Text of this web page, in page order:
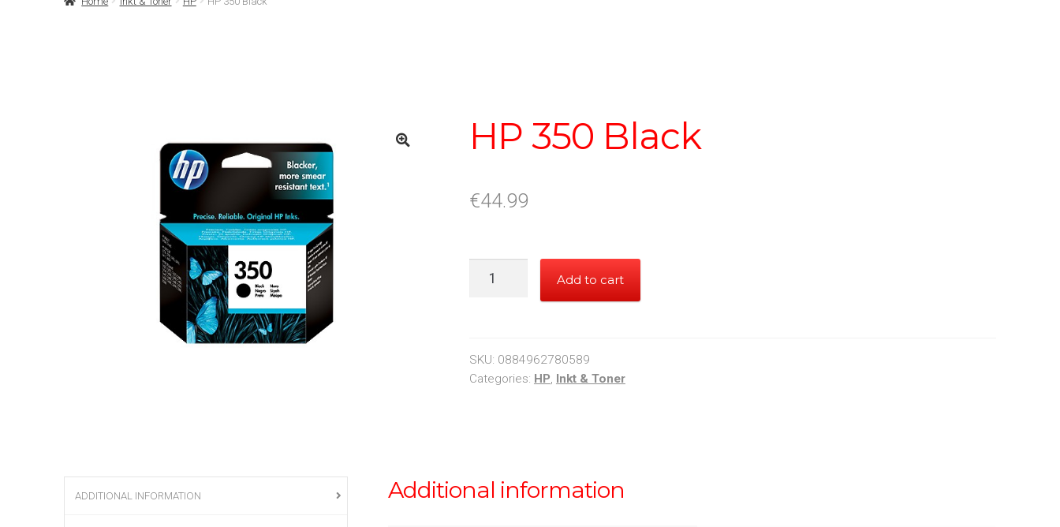
HP 350 Black
€44.99
Add to cart
SKU: 0884962780589
Categories: HP, Inkt & Toner
ADDITIONAL INFORMATION Additional information